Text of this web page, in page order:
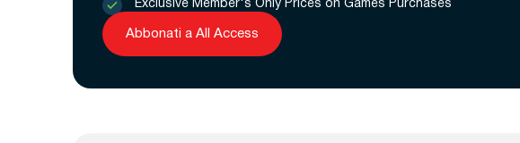
Exclusive Member's Only Prices on Games Purchases
Abbonati a All Access